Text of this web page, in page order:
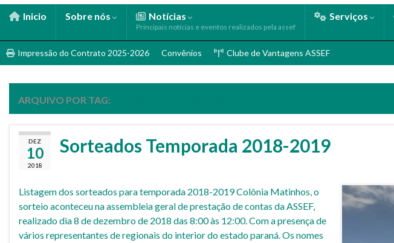
Inicio Sobre nós Notícias
Principais notícias e eventos realizados pela assef
Serviços
Impressão do Contrato 2025-2026 Convênios Clube de Vantagens ASSEF
ARQUIVO POR TAG:
DEZ
10
2018
Sorteados Temporada 2018-2019
Listagem dos sorteados para temporada 2018-2019 Colônia Matinhos, o
sorteio aconteceu na assembleia geral de prestação de contas da ASSEF,
realizado dia 8 de dezembro de 2018 das 8:00 às 12:00. Com a presença de
vários representantes de regionais do interior do estado paraná. Os nomes